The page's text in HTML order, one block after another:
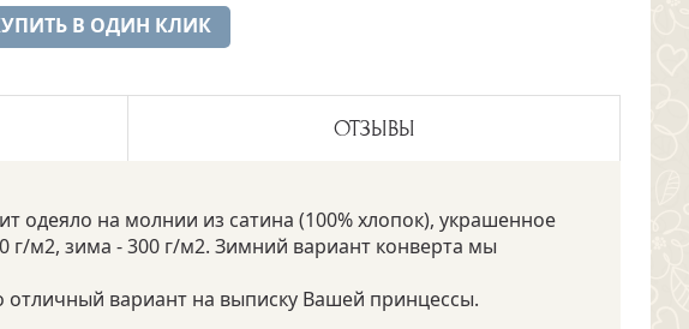
В ОДИН КЛИК
ОТЗЫВЫ
одеяло на молнии из сатина (100% хлопок), украшенное
г/м2, зима - 300 г/м2. Зимний вариант конверта мы
вариант на выписку Вашей принцессы.